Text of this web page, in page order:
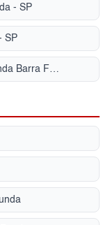
- SP
SP
Comprar AP C Churrasqueira na Varanda Barra Funda - SP